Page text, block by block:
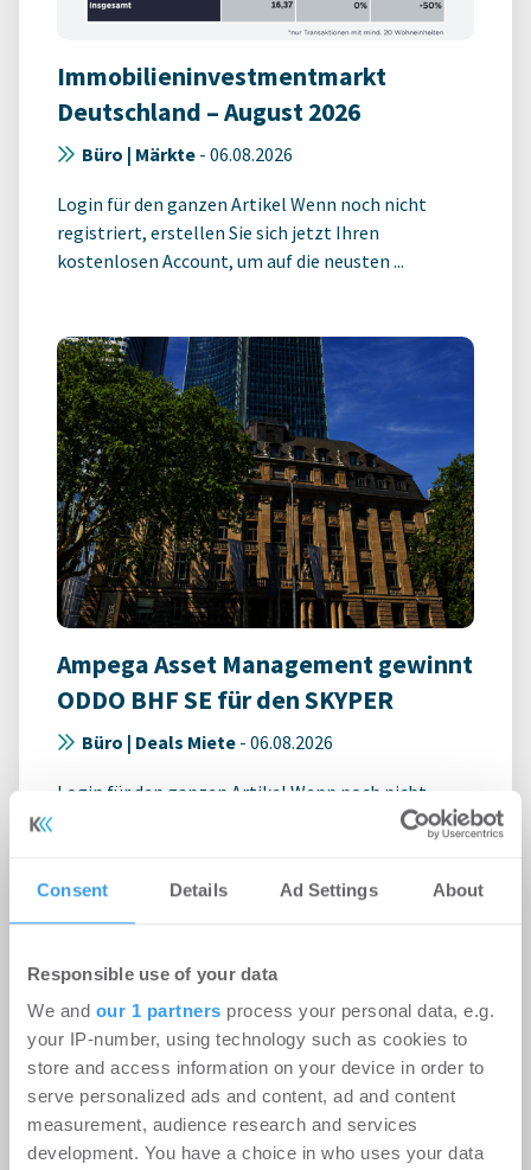
Consent Details Ad Settings About
Responsible use of your data
We and our 1 partners process your personal data, e.g.
your IP-number, using technology such as cookies to
store and access information on your device in order to
serve personalized ads and content, ad and content
measurement, audience research and services
development. You have a choice in who uses your data
Immobilieninvestmentmarkt
Deutschland – August 2026
Büro | Märkte - 06.08.2026
Login für den ganzen Artikel Wenn noch nicht
registriert, erstellen Sie sich jetzt Ihren
kostenlosen Account, um auf die neusten ...
Ampega Asset Management gewinnt
ODDO BHF SE für den SKYPER
Büro | Deals Miete - 06.08.2026
Login für den ganzen Artikel Wenn noch nicht